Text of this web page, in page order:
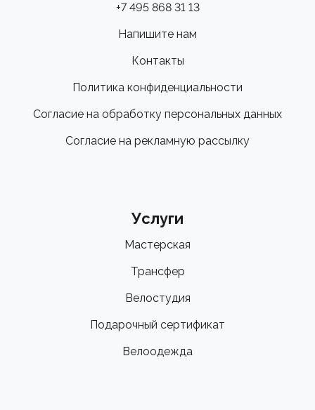
+7 495 868 31 13
Напишите нам
Контакты
Политика конфиденциальности
Согласие на обработку персональных данных
Согласие на рекламную рассылку
Услуги
Мастерская
Трансфер
Велостудия
Подарочный сертификат
Велоодежда